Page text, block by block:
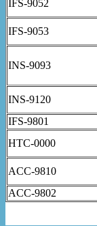
IFS-9052
IFS-9053
INS-9093
INS-9120
IFS-9801
HTC-0000
ACC-9810
ACC-9802